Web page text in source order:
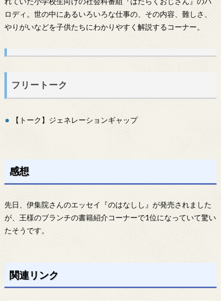
ロディ。世の中にあるいろいろな仕事の、その内容、難しさ、
やりがいなどを子供たちにわかりやすく解説するコーナー。
フリートーク
【トーク】ジェネレーションギャップ
感想
先日、伊集院さんのエッセイ『のはなしし』が発売されました
が、王様のブランチの書籍紹介コーナーで1位になっていて驚い
たそうです。
関連リンク